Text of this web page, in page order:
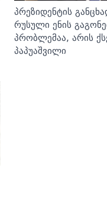
პრეზიდენტის
რუსული ენის
პრობლემაა, არის
პაპუაშვილი